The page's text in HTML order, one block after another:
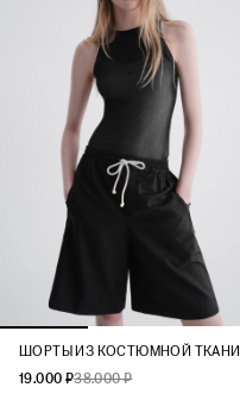
ШОРТЫ ИЗ КОСТЮМНОЙ ТКАНИ
19.000 ₽38.000 ₽